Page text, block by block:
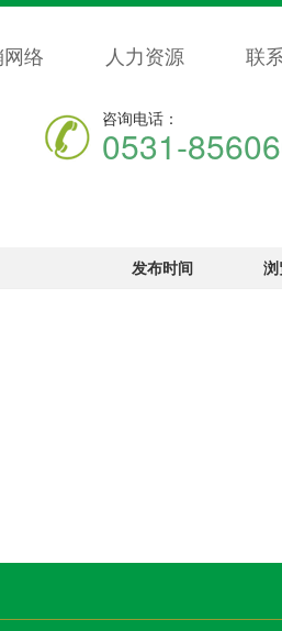
络 人力资源 联
咨询电话：
0531-
发布时间